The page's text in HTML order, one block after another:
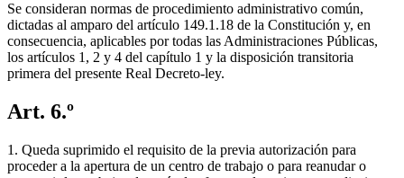
Se consideran normas de procedimiento administrativo común,
dictadas al amparo del artículo 149.1.18 de la Constitución y, en
consecuencia, aplicables por todas las Administraciones Públicas,
los artículos 1, 2 y 4 del capítulo 1 y la disposición transitoria
primera del presente Real Decreto-ley.
Art. 6.º
1. Queda suprimido el requisito de la previa autorización para
proceder a la apertura de un centro de trabajo o para reanudar o